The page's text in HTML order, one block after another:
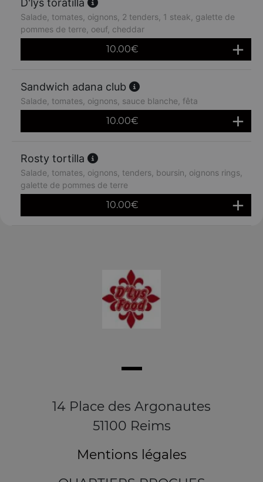
D'lys toratilla
Salade, tomates, oignons, 2 tenders, 1 steak, galette de
pommes de terre, oeuf, cheddar
10.00€
Sandwich adana club
Salade, tomates, oignons, sauce blanche, fêta
10.00€
Rosty tortilla
Salade, tomates, oignons, tenders, boursin, oignons rings,
galette de pommes de terre
10.00€
14 Place des Argonautes
51100 Reims
Mentions légales